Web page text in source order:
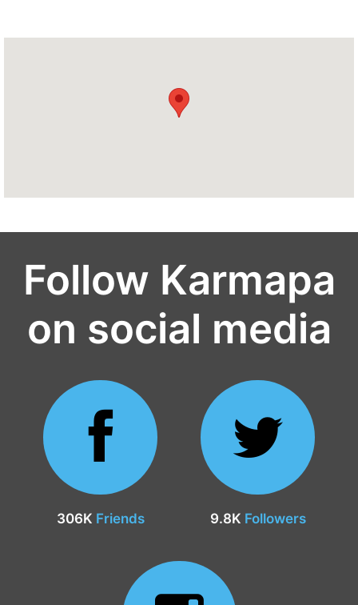
Follow Karmapa
on social media
306K Friends 9.8K Followers